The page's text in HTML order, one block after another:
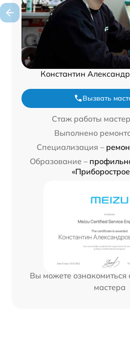
Константин
Вызвать
Стаж работы
Выполнено
Специализация –
Образование –
Вы можете ознакомиться
мастера